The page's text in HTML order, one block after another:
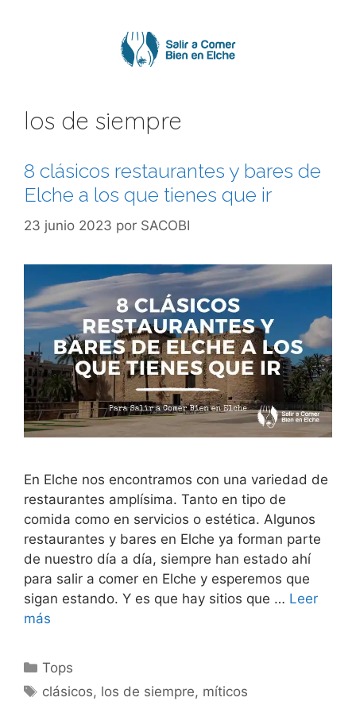
los de siempre
8 clásicos restaurantes y bares de
Elche a los que tienes que ir
23 junio 2023 por SACOBI
En Elche nos encontramos con una variedad de
restaurantes amplísima. Tanto en tipo de
comida como en servicios o estética. Algunos
restaurantes y bares en Elche ya forman parte
de nuestro día a día, siempre han estado ahí
para salir a comer en Elche y esperemos que
sigan estando. Y es que hay sitios que … Leer
más
Categorías
Tops
Etiquetas
clásicos, los de siempre, míticos